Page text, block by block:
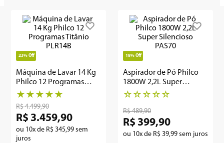
23% Off
Máquina de Lavar 14 Kg
Philco 12 Programas
Titânio PLR14B
★ ★ ★ ★ ★
R$ 4.499,90
R$ 3.459,90
ou 10x de R$ 345,99 sem
juros
18% Off
Aspirador de Pó Philco
1800W 2,2L Super
Silencioso PAS70
☆ ☆ ☆ ☆ ☆
R$ 489,90
R$ 399,90
ou 10x de R$ 39,99 sem juros
embutir
geladeira
microondas